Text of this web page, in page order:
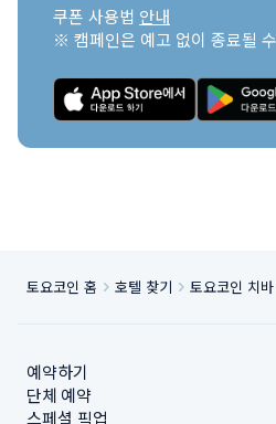
쿠폰 사용법 안내
※ 캠페인은 예고 없이 종료될
토요코인 홈 호텔 찾기 토요코인 치
예약하기
단체 예약
스페셜 픽업